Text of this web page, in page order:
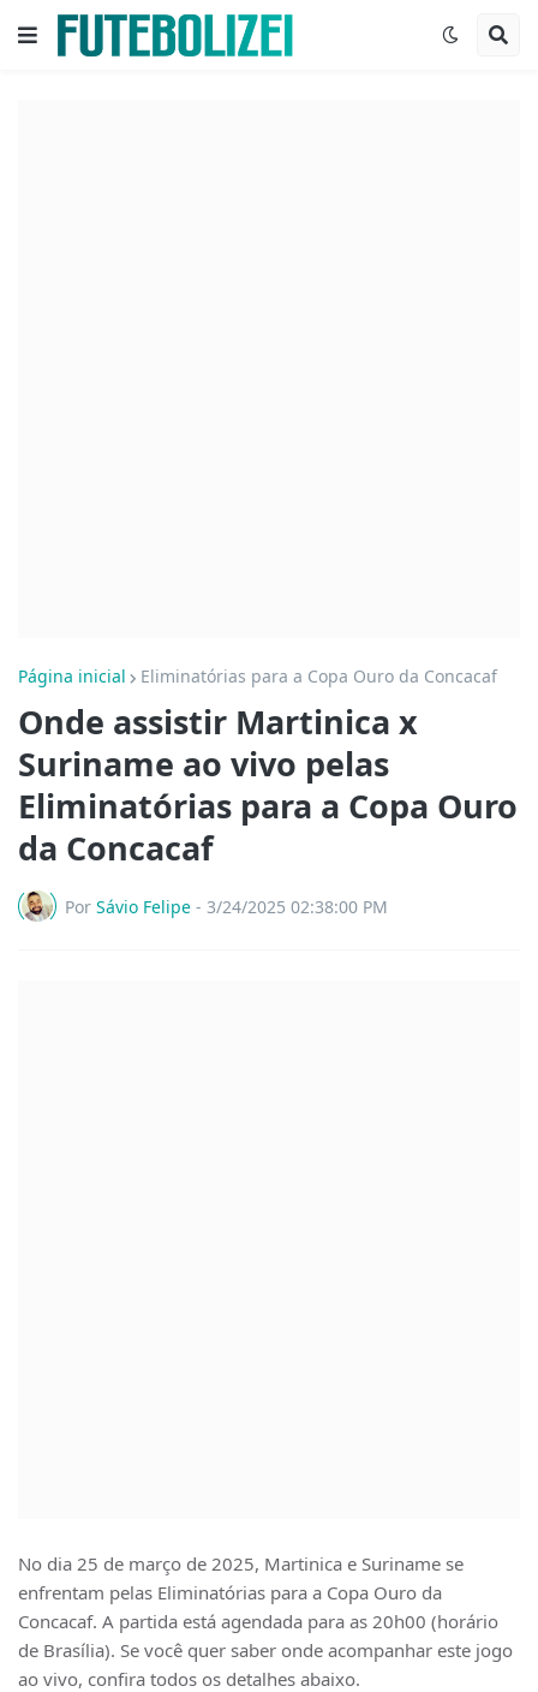
Página inicial Eliminatórias para a Copa Ouro da Concacaf
Onde assistir Martinica x
Suriname ao vivo pelas
Eliminatórias para a Copa Ouro
da Concacaf
Por Sávio Felipe - 3/24/2025 02:38:00 PM
No dia 25 de março de 2025, Martinica e Suriname se
enfrentam pelas Eliminatórias para a Copa Ouro da
Concacaf. A partida está agendada para as 20h00 (horário
de Brasília). Se você quer saber onde acompanhar este jogo
ao vivo, confira todos os detalhes abaixo.